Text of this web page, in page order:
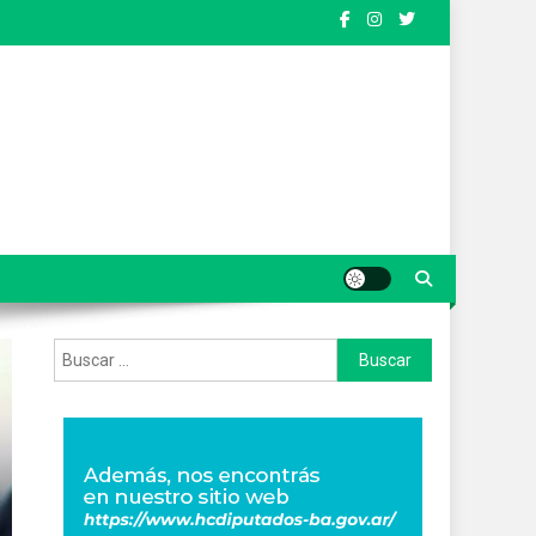
Buscar: